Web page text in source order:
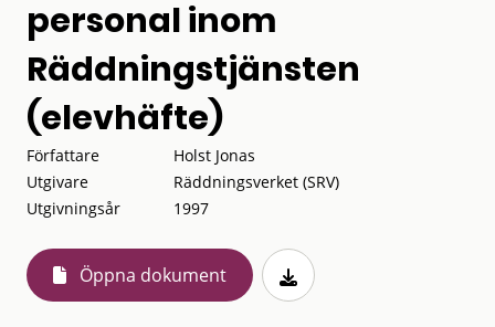
personal inom
Räddningstjänsten
(elevhäfte)
Författare
Holst Jonas
Utgivare
Räddningsverket (SRV)
Utgivningsår
1997
Öppna dokument